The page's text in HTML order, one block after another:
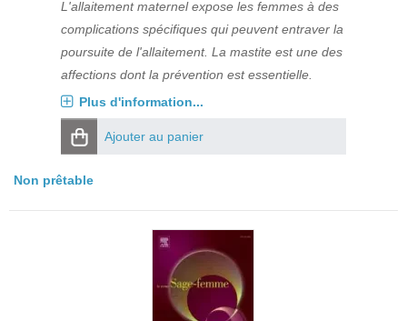
L'allaitement maternel expose les femmes à des
complications spécifiques qui peuvent entraver la
poursuite de l'allaitement. La mastite est une des
affections dont la prévention est essentielle.
Plus d'information...
Ajouter au panier
Non prêtable